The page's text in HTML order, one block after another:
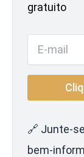
gratuito
🔗 Junte-
bem-